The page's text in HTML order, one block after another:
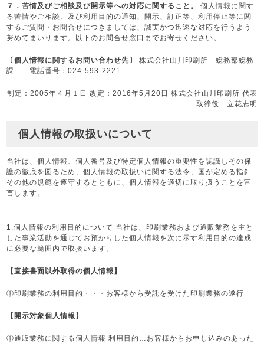
７．苦情及びご相談及び開示等への対応に関すること。
個人情報に関す
る苦情やご相談、及び利用目的の通知、開示、訂正等、利用停止等に関
するご質問・お問合せにつきましては、誠実かつ迅速な対応を行うよう
努めてまいります。以下のお問合せ窓口までお寄せください。
〔個人情報に関するお問い合わせ先〕
株式会社山川印刷所 総務部総務
課 電話番号：024-593-2221
制定：2005年４月１日 改定：2016年5月20日 株式会社山川印刷所 代表
取締役 立花志明
個人情報の取扱いについて
当社は、個人情報、個人番号及び特定個人情報の重要性を認識しその保
護の徹底を図るため、個人情報の取扱いに関する法令、国が定める指針
その他の規範を遵守するとともに、個人情報を適切に取り扱うことを宣
言します。
1.個人情報の利用目的について 当社は、印刷業務および通販業務を主と
した事業活動を通じてお預かりした個人情報を次に示す利用目的の達成
に必要な範囲内で取扱います。
【直接書面以外取得の個人情報】
①印刷業務の利用目的・・・お客様から受託を受けた印刷業務の遂行
【開示対象個人情報】
①通販業務に関する個人情報 利用目的…お客様からお申し込みのあった